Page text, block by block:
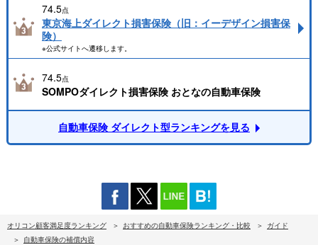
74.5点
東京海上ダイレクト損害保険（旧：イーデザイン損害保
険）
※公式サイトへ遷移します。
74.5点
SOMPOダイレクト損害保険 おとなの自動車保険
自動車保険 ダイレクト型ランキングを見る
オリコン顧客満足度ランキング おすすめの自動車保険ランキング・比較
ガイド
自動車保険の補償内容